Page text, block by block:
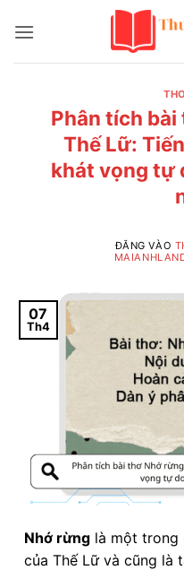
qua
Phân tích
Thế Lữ:
khát vọng tự
ĐĂNG VÀO
07
Th4
Nhớ rừng là một trong
của Thế Lữ và cũng là